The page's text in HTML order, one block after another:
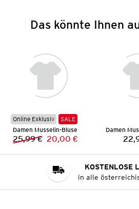
Das könnte Ihnen
Online Exklusiv
SALE
Damen Musselin-Bluse
Vorheriger Preis:
25,99 € Neuer Preis:
20,00 €
Damen
KOSTENLOSE
in alle